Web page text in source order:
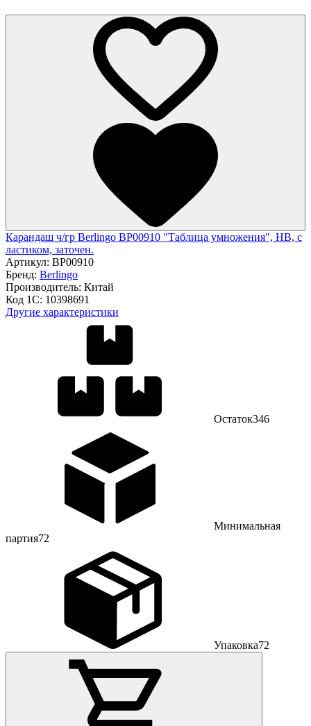
Карандаш ч/гр Berlingo BP00910 "Таблица умножения", HB, c
ластиком, заточен.
Артикул: BP00910
Бренд: Berlingo
Производитель: Китай
Код 1С: 10398691
Другие характеристики
Остаток346
Минимальная
партия72
Упаковка72